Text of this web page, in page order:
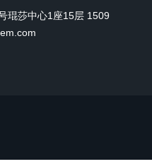
琨莎中心1座15层 1509